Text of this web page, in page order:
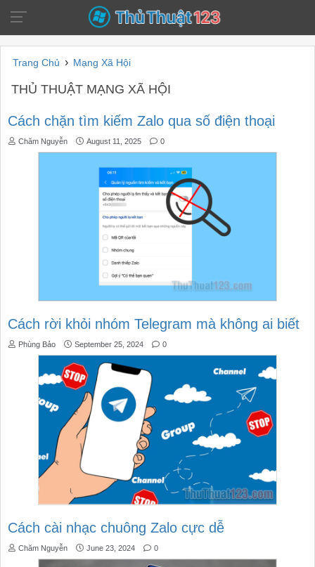
Trang Chủ › Mạng Xã Hội
THỦ THUẬT MẠNG XÃ HỘI
Cách chặn tìm kiếm Zalo qua số điện thoại
Chăm Nguyễn August 11, 2025 0
Cách rời khỏi nhóm Telegram mà không ai biết
Phùng Bảo September 25, 2024 0
Cách cài nhạc chuông Zalo cực dễ
Chăm Nguyễn June 23, 2024 0